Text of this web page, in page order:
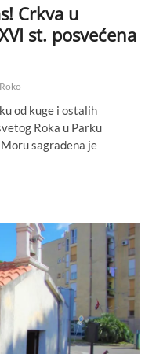
Crkva u
st. posvećena
od kuge i ostalih
Roka u Parku
sagrađena je